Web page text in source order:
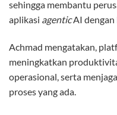
sehingga membantu
aplikasi agenticAI dengan
Achmad mengatakan,
meningkatkan
operasional, serta
proses yang ada.